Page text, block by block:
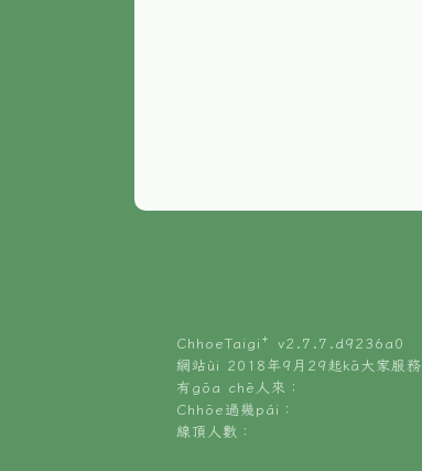
ChhoeTaigi⁺ v2.7.7.d9236a0
網站ùi 2018年9月29起kā大家服務
有gōa chē人來：
Chhōe過幾pái：
線頂人數：